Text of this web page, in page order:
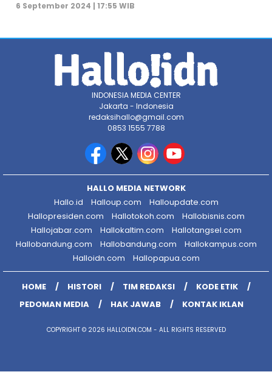
6 September 2024 | 17:55 WIB
INDONESIA MEDIA CENTER
Jakarta - Indonesia
redaksihallo@gmail.com
0853 1555 7788
HALLO MEDIA NETWORK
Hallo.id
Halloup.com
Halloupdate.com
Hallopresiden.com
Hallotokoh.com
Hallobisnis.com
Hallojabar.com
Hallokaltim.com
Hallotangsel.com
Hallobandung.com
Hallobandung.com
Hallokampus.com
Halloidn.com
Hallopapua.com
HOME HISTORI TIM REDAKSI
KODE ETIK
PEDOMAN MEDIA
HAK JAWAB KONTAK IKLAN
COPYRIGHT © 2026 HALLOIDN.COM - ALL RIGHTS RESERVED